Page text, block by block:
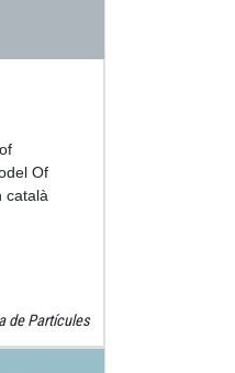
Of
català
de Partícules